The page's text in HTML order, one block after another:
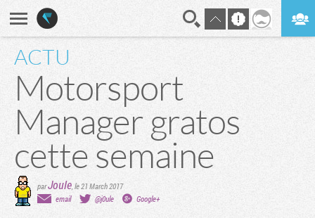
ACTU
Motorsport
Manager gratos
cette semaine
parJoule,le 21 March 2017
email
@j0ule Google+